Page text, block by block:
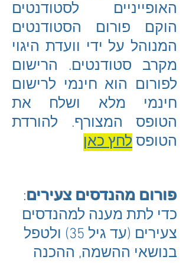
האופייניים לסטודנטים
הוקם פורום הסטודנטים
המנוהל על ידי וועדת היגוי
מקרב סטודנטים. הרישום
לפורום הוא חינמי לרישום
חינמי מלא ושלח את
הטופס המצורף. להורדת
הטופס לחץ כאן
פורום מהנדסים צעירים:
כדי לתת מענה למהנדסים
צעירים (עד גיל 35) ולטפל
בנושאי ההשמה, ההכנה